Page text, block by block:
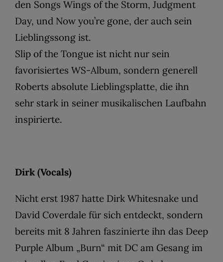
den Songs Wings of the Storm, Judgment
Day, und Now you’re gone, der auch sein
Lieblingssong ist.
Slip of the Tongue ist nicht nur sein
favorisiertes WS-Album, sondern generell
Roberts absolute Lieblingsplatte, die ihn
sehr stark in seiner musikalischen Laufbahn
inspirierte.
Dirk (Vocals)
Nicht erst 1987 hatte Dirk Whitesnake und
David Coverdale für sich entdeckt, sondern
bereits mit 8 Jahren faszinierte ihn das Deep
Purple Album „Burn“ mit DC am Gesang im